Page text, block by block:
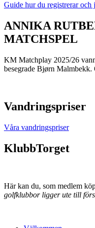
Guide hur du registrerar och
ANNIKA
MATCHSPEL
KM Matchplay 2025/26
besegrade Bjørn Malmbekk.
Vandringspriser
Våra vandringspriser
KlubbTorget
Här kan du, som medlem
golfklubbor ligger ute till